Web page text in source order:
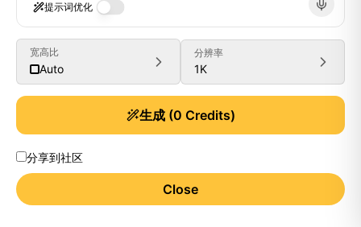
提示词优化
宽高比
Auto
分辨率
1K
生成(0 Credits)
分享到社区
Close
Generate